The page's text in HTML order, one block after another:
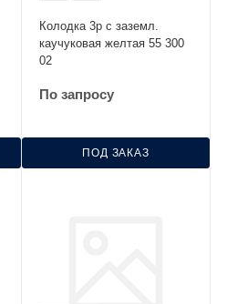
Колодка 3р с заземл.
каучуковая желтая 55 300
02
По запросу
ПОД ЗАКАЗ